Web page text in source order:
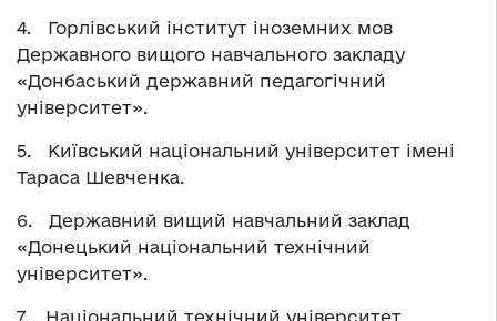
4. Горлівський інститут іноземних мов
Державного вищого навчального закладу
«Донбаський державний педагогічний
університет».
5. Київський національний університет імені
Тараса Шевченка.
6. Державний вищий навчальний заклад
«Донецький національний технічний
університет».
7. Національний технічний університет